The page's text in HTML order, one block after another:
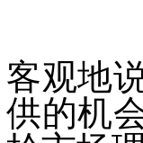
客观地
供的机